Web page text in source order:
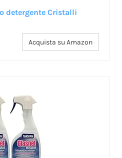
detergente Cristalli
Acquista su Amazon